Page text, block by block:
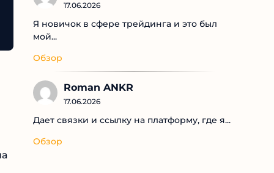
17.06.2026
Я новичок в сфере трейдинга и это был
мой...
Обзор
Roman ANKR
17.06.2026
Дает связки и ссылку на платформу, где я...
Обзор